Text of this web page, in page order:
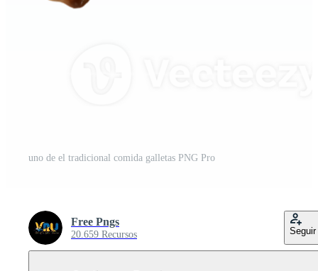
uno de el tradicional comida galletas PNG Pro
Free Pngs
20.659 Recursos Seguir